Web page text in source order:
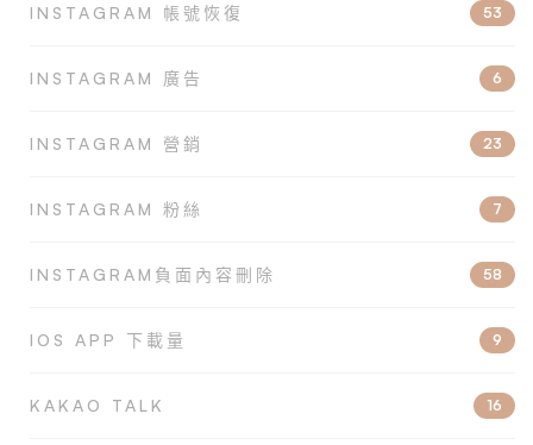
INSTAGRAM 帳號恢復 53
INSTAGRAM 廣告 6
INSTAGRAM 營銷 23
INSTAGRAM 粉絲 7
INSTAGRAM負面內容刪除 58
IOS APP 下載量 9
KAKAO TALK 16